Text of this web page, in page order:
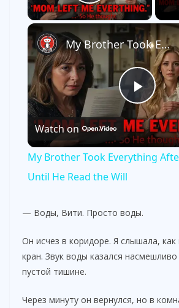
P
l
y
V
My Brother Took Everything After Mom Died... Until He Read the Will
Watch on
My Brother Took Everything
Until He Read the Will
— Воды, Вити. Просто воды.
Он исчез в коридоре. Я слышала, как
кран. Звук воды казался
пустой тишине.
Через минуту он вернулся, но в